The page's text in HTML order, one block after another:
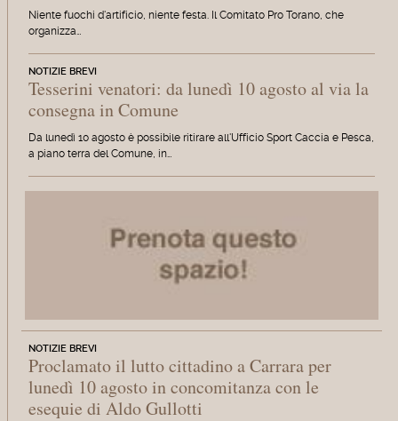
Niente fuochi d'artificio, niente festa. Il Comitato Pro Torano, che
organizza…
NOTIZIE BREVI
Tesserini venatori: da lunedì 10 agosto al via la
consegna in Comune
Da lunedì 10 agosto è possibile ritirare all'Ufficio Sport Caccia e Pesca,
a piano terra del Comune, in…
NOTIZIE BREVI
Proclamato il lutto cittadino a Carrara per
lunedì 10 agosto in concomitanza con le
esequie di Aldo Gullotti